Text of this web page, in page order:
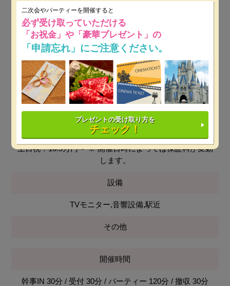
パーティーフード
会場使用料
無料
最低保証料
平日：16.5万円～ ※ 開催日時によっては保証料が変動し
ます。
土日祝：16.5万円～※ 開催日時によっては保証料が変動
します。
設備
TVモニター,音響設備,駅近
その他
開催時間
幹事IN 30分 / 受付 30分 / パーティー 120分 / 撤収 30分
二次会やパーティーを開催すると
必ず受け取っていただける
「お祝金」や「豪華プレゼント」の
「申請忘れ」にご注意ください。
プレゼントの受け取り方を
チェック！